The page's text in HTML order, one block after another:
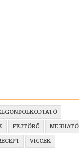
FEJTÖRŐ MEGHATÓ
VICCEK